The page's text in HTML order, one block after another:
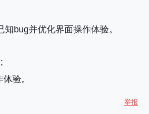
bug并优化界面操作体验。
验。
举报